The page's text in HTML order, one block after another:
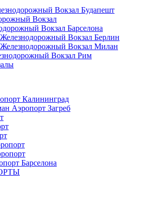
Вокзал Будапешт
Вокзал
Вокзал Барселона
Вокзал Берлин
Вокзал Милан
Вокзал Рим
Калининград
Аэропорт Загреб
Барселона